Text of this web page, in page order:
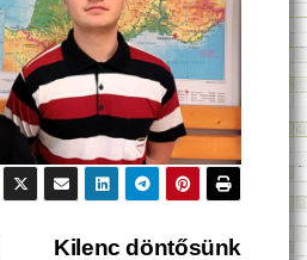
Kilenc döntősünk